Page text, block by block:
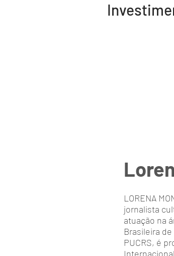
LORENA
jornalista
atuação na
Brasileira
PUCRS, é